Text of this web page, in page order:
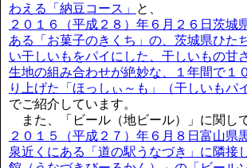
わえる「納豆コース」
と、
２０１６（平成２８）年６月２６日茨城
ある「お菓子のきくち」の、茨城県ひた
い干しいもをパイにした、干しいもの甘
生地の組み合わせが絶妙な、１年間で１
り上げた「ほっしぃ～も」（干しいもパイ
でご紹介しています。
また、「ビール（地ビール）」に関して
２０１５（平成２７）年６月８日富山県
泉近くにある「道の駅うなづき」に隣接